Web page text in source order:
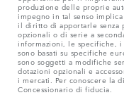
produzione delle proprie
impegno in tal senso
il diritto di apportarle senza
opzionali o di serie a
informazioni, le specifiche,
sono basati su specifiche
sono soggetti a modifiche
dotazioni opzionali e
i mercati. Per conoscere la
Concessionario di fiducia.